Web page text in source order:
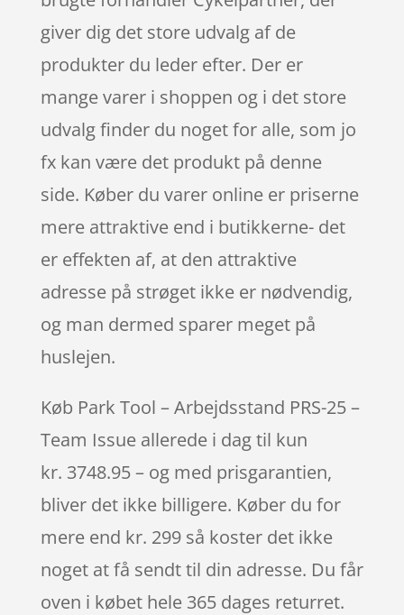
giver dig det store udvalg af de
produkter du leder efter. Der er
mange varer i shoppen og i det store
udvalg finder du noget for alle, som jo
fx kan være det produkt på denne
side. Køber du varer online er priserne
mere attraktive end i butikkerne- det
er effekten af, at den attraktive
adresse på strøget ikke er nødvendig,
og man dermed sparer meget på
huslejen.
Køb Park Tool – Arbejdsstand PRS-25 –
Team Issue allerede i dag til kun
kr. 3748.95 – og med prisgarantien,
bliver det ikke billigere. Køber du for
mere end kr. 299 så koster det ikke
noget at få sendt til din adresse. Du får
oven i købet hele 365 dages returret.